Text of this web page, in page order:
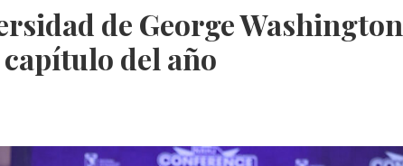
de George Washington
del año